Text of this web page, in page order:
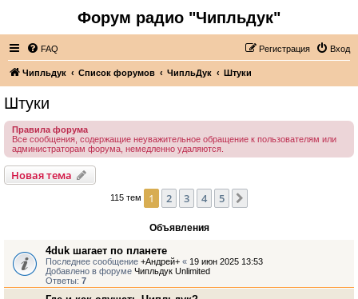
Форум радио "Чипльдук"
FAQ Вход
Регистрация
Чипльдук Список форумов ЧипльДук Штуки
Штуки
Правила форума
Все сообщения, содержащие неуважительное обращение к пользователям или
администраторам форума, немедленно удаляются.
Новая тема
115 тем 1 2 3 4 5
Объявления
4duk шагает по планете
Последнее сообщение +Андрей+ « 19 июн 2025 13:53
Добавлено в форуме Чипльдук Unlimited
Ответы: 7